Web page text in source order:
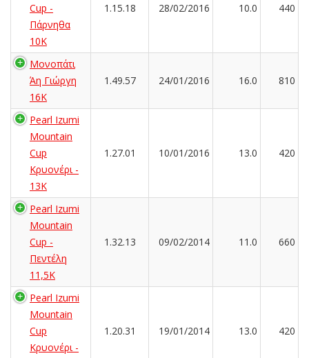
Cup -
Πάρνηθα
10Κ
1.15.18 28/02/2016 10.0 440
Μονοπάτι
Άη Γιώργη
16Κ
1.49.57 24/01/2016 16.0 810
Pearl Izumi
Mountain
Cup
Κρυονέρι -
13K
1.27.01 10/01/2016 13.0 420
Pearl Izumi
Mountain
Cup -
Πεντέλη
11,5Κ
1.32.13 09/02/2014 11.0 660
Pearl Izumi
Mountain
Cup
Κρυονέρι -
1.20.31 19/01/2014 13.0 420